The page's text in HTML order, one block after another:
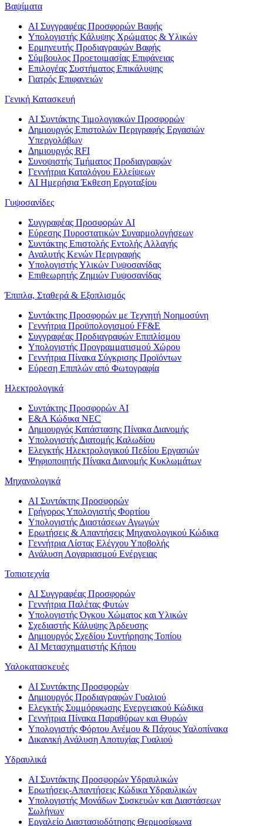
Βαψίματα
AI Συγγραφέας Προσφορών Βαφής
Υπολογιστής Κάλυψης Χρώματος & Υλικών
Ερμηνευτής Προδιαγραφών Βαφής
Σύμβουλος Προετοιμασίας Επιφάνειας
Επιλογέας Συστήματος Επικάλυψης
Γιατρός Επιφανειών
Γενική Κατασκευή
AI Συντάκτης Τιμολογιακών Προσφορών
Δημιουργός Επιστολών Περιγραφής Εργασιών
Υπεργολάβων
Δημιουργός RFI
Συνοψιστής Τμήματος Προδιαγραφών
Γεννήτρια Καταλόγου Ελλείψεων
AI Ημερήσια Έκθεση Εργοταξίου
Γυψοσανίδες
Συγγραφέας Προσφορών AI
Εύρεσης Πυροστατικών Συναρμολογήσεων
Συντάκτης Επιστολής Εντολής Αλλαγής
Αναλυτής Κενών Περιγραφής
Υπολογιστής Υλικών Γυψοσανίδας
Επιθεωρητής Ζημιών Γυψοσανίδας
Έπιπλα, Σταθερά & Εξοπλισμός
Συντάκτης Προσφορών με Τεχνητή Νοημοσύνη
Γεννήτρια Προϋπολογισμού FF&E
Συγγραφέας Προδιαγραφών Επιπλίσμου
Υπολογιστής Προγραμματισμού Χώρου
Γεννήτρια Πίνακα Σύγκρισης Προϊόντων
Εύρεση Επιπλών από Φωτογραφία
Ηλεκτρολογικά
Συντάκτης Προσφορών AI
Ε&Α Κώδικα NEC
Δημιουργός Κατάστασης Πίνακα Διανομής
Υπολογιστής Διατομής Καλωδίου
Ελεγκτής Ηλεκτρολογικού Πεδίου Εργασιών
Ψηφιοποιητής Πίνακα Διανομής Κυκλωμάτων
Μηχανολογικά
AI Συντάκτης Προσφορών
Γρήγορος Υπολογιστής Φορτίου
Υπολογιστής Διαστάσεων Αγωγών
Ερωτήσεις & Απαντήσεις Μηχανολογικού Κώδικα
Γεννήτρια Λίστας Ελέγχου Υποβολής
Ανάλυση Λογαριασμού Ενέργειας
Τοπιοτεχνία
AI Συγγραφέας Προσφορών
Γεννήτρια Παλέτας Φυτών
Υπολογιστής Όγκου Χώματος και Υλικών
Σχεδιαστής Κάλυψης Άρδευσης
Δημιουργός Σχεδίου Συντήρησης Τοπίου
AI Μετασχηματιστής Κήπου
Υαλοκατασκευές
AI Συντάκτης Προσφορών
Δημιουργός Προδιαγραφών Γυαλιού
Ελεγκτής Συμμόρφωσης Ενεργειακού Κώδικα
Γεννήτρια Πίνακα Παραθύρων και Θυρών
Υπολογιστής Φόρτου Ανέμου & Πάχους Υαλοπίνακα
Δικανική Ανάλυση Αποτυχίας Γυαλιού
Υδραυλικά
AI Συντάκτης Προσφορών Υδραυλικών
Ερωτήσεις-Απαντήσεις Κώδικα Υδραυλικών
Υπολογιστής Μονάδων Συσκευών και Διαστάσεων
Σωλήνων
Εργαλείο Διαστασιοδότησης Θερμοσίφωνα